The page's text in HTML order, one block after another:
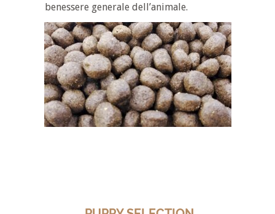
benessere generale dell’animale.